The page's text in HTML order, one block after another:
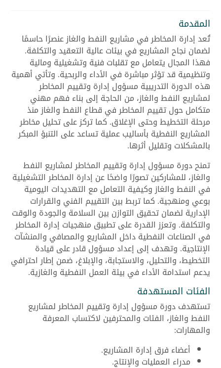
المقدمة
تُعد إدارة المخاطر في مشاريع النفط والغاز عنصرًا حاسمًا
لضمان نجاح المشاريع في بيئات عالية التعقيد والتكلفة.
فهذا المجال يتعامل مع تقلبات فنية وتشغيلية ومالية
وتنظيمية قد تؤثر مباشرة في الأداء والربحية. وتأتي أهمية
هذه الدورة التدريبية مسؤول إدارة وتقييم المخاطر
لمشاريع النفط والغاز، من الحاجة إلى بناء فهم مهني
متكامل حول تقييم المخاطر في قطاع النفط والغاز منذ
مرحلة التخطيط وحتى الإغلاق. كما تركز على تحليل مخاطر
المشاريع النفطية بأساليب عملية تساعد على التنبؤ المبكر
بالمشكلات وتقليل أثرها.
تمنح دورة مسؤول إدارة وتقييم المخاطر لمشاريع النفط
والغاز، للمشاركين تصورًا واضحًا عن إدارة المخاطر التشغيلية
في النفط والغاز وكيفية التعامل مع التهديدات اليومية
بوعي ومنهجية. كما تربط بين التقييم الفني والقرارات
الإدارية لضمان تحقيق التوازن بين السلامة والجودة والوقت
والتكلفة. وتعزز القدرة على تطبيق منهجيات إدارة المخاطر
في الصناعات النفطية داخل المشاريع والمصافي والمنشآت
الإنتاجية. وتهدف إلى إعداد مسؤول قادر على قيادة
التخطيط، والتحليل، والاستجابة، والإبلاغ، ضمن إطار احترافي
يدعم استدامة الأداء في بيئة العمل النفطية والغازية.
الفئات المستهدفة
تستهدف دورة مسؤول إدارة وتقييم المخاطر لمشاريع
النفط والغاز، الفئات والمحترفين لاكتساب المعرفة
والمهارات:
أعضاء فرق إدارة المشاريع.
مدراء العمليات والإنتاج.